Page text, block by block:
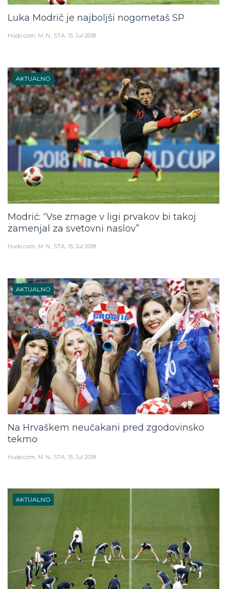
Luka Modrič je najboljši nogometaš SP
Hudo.com M. N., STA 15. Jul 2018
AKTUALNO
Modrić: “Vse zmage v ligi prvakov bi takoj
zamenjal za svetovni naslov”
Hudo.com M. N., STA 15. Jul 2018
AKTUALNO
Na Hrvaškem neučakani pred zgodovinsko
tekmo
Hudo.com M. N., STA 15. Jul 2018
AKTUALNO